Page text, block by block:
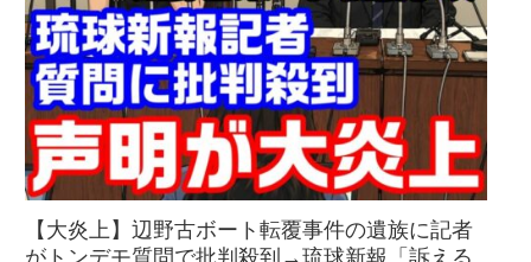
【大炎上】辺野古ボート転覆事件の遺族に記者
がトンデモ質問で批判殺到→琉球新報「訴える